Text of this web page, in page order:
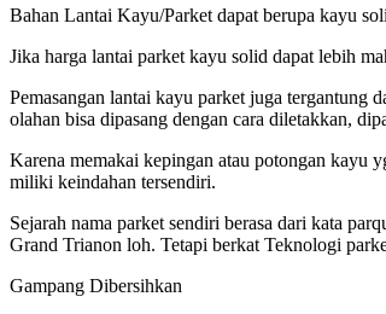
Bahan Lantai Kayu/Parket dapat berupa kayu
Jika harga lantai parket kayu solid dapat lebih
Pemasangan lantai kayu parket juga tergantung
olahan bisa dipasang dengan cara diletakkan,
Karena memakai kepingan atau potongan kayu
miliki keindahan tersendiri.
Sejarah nama parket sendiri berasa dari kata
Grand Trianon loh. Tetapi berkat Teknologi
Gampang Dibersihkan